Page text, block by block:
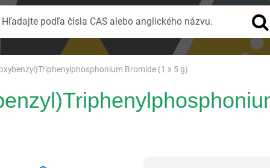
Bromide (1 x 5 g)
Hľadajte podľa čísla CAS alebo anglického názvu.